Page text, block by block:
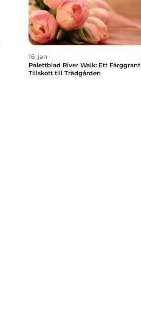
16. jan
Palettblad River Walk: Ett Färggrant
Tillskott till Trädgården